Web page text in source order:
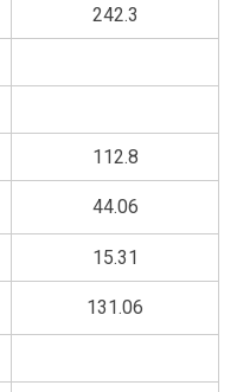
242.3
112.8
44.06
15.31
131.06